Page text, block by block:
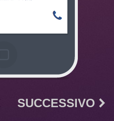
SUCCESSIVO